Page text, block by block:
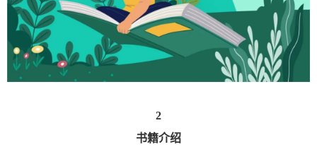
2
书籍介绍